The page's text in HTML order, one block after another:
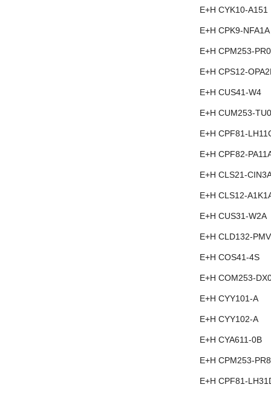
E+H CYK10-A151
E+H CPK9-NFA1A
E+H CPM253-
E+H CPS12-
E+H CUS41-W4
E+H CUM253-
E+H CPF81-
E+H CPF82-
E+H CLS21-
E+H CLS12-
E+H CUS31-W2A
E+H CLD132-
E+H COS41-4S
E+H COM253-
E+H CYY101-A
E+H CYY102-A
E+H CYA611-0B
E+H CPM253-
E+H CPF81-